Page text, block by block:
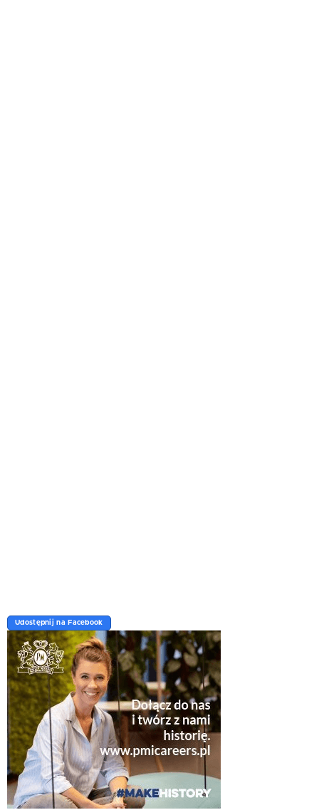
Udostępnij na Facebook